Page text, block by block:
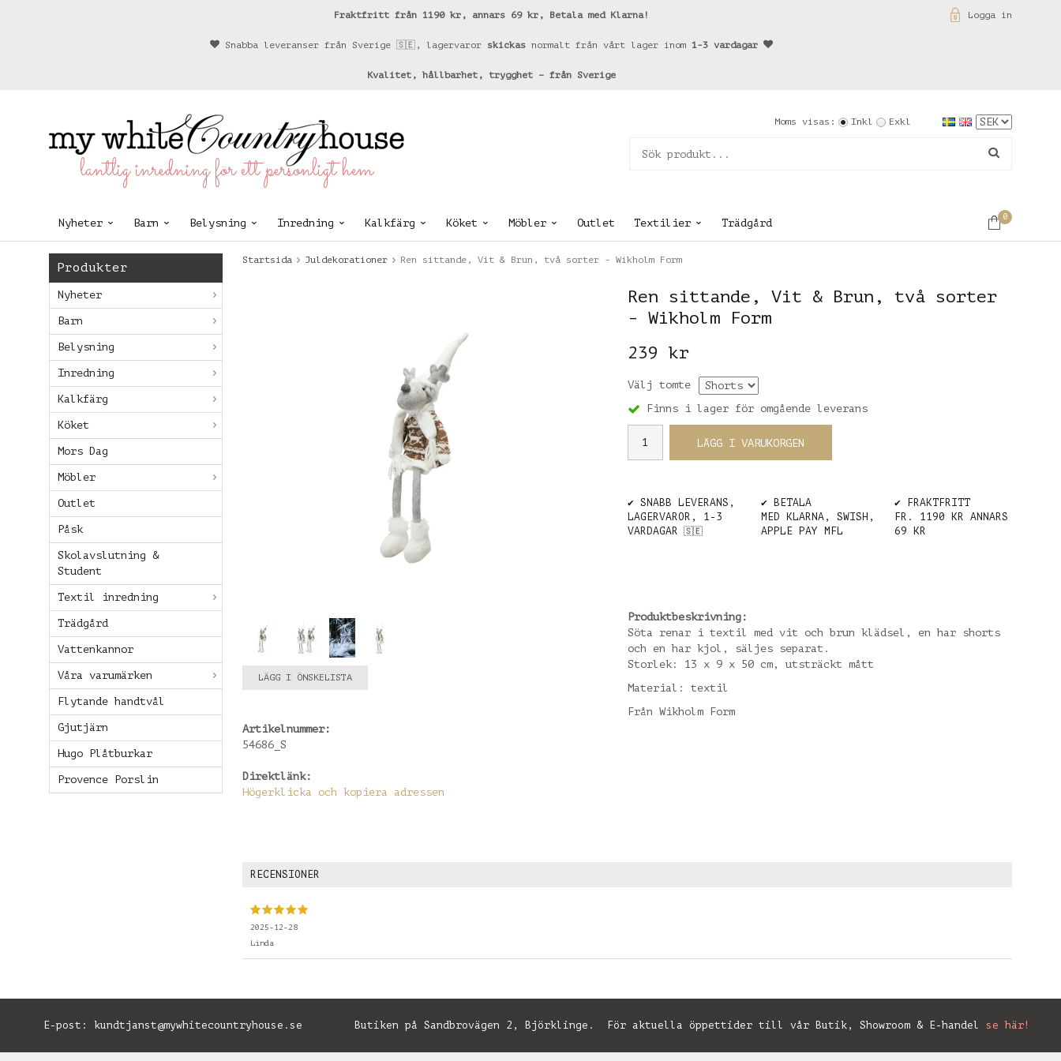
Logga in
Fraktfritt från 1190 kr, annars 69 kr, Betala med Klarna!
Snabba leveranser från Sverige 🇸🇪, lagervaror skickas normalt från vårt lager inom 1-3 vardagar
Kvalitet, hållbarhet, trygghet – från Sverige
lantlig inredning för ett personligt hem
Moms visas: Inkl Exkl
Nyheter Barn Belysning Inredning Kalkfärg Köket Möbler Outlet Textilier Trädgård
0
Produkter
Nyheter
Barn
Belysning
Inredning
Kalkfärg
Köket
Mors Dag
Möbler
Outlet
Påsk
Skolavslutning &
Student
Textil inredning
Trädgård
Vattenkannor
Våra varumärken
Flytande handtvål
Gjutjärn
Hugo Plåtburkar
Provence Porslin
Startsida Juldekorationer Ren sittande, Vit & Brun, två sorter - Wikholm Form
Ren sittande, Vit & Brun, två sorter
- Wikholm Form
239 kr
Välj tomte
Finns i lager för omgående leverans
LÄGG I VARUKORGEN
✔️ SNABB LEVERANS,
LAGERVAROR, 1-3
VARDAGAR
🇸🇪
✔️ BETALA
MED KLARNA, SWISH,
APPLE PAY MFL
✔️ FRAKTFRITT
FR. 1190 KR ANNARS
69 KR
Produktbeskrivning:
Söta renar i textil med vit och brun klädsel, en har shorts
och en har kjol, säljes separat.
Storlek: 13 x 9 x 50 cm, utsträckt mått
Material: textil
Från Wikholm Form
LÄGG I ÖNSKELISTA
Artikelnummer:
54686_S
Direktlänk:
Högerklicka och kopiera adressen
RECENSIONER
2025-12-28
Linda
E-post: kundtjanst@mywhitecountryhouse.se Butiken på Sandbrovägen 2, Björklinge. För aktuella öppettider till vår Butik, Showroom & E-handel se här!